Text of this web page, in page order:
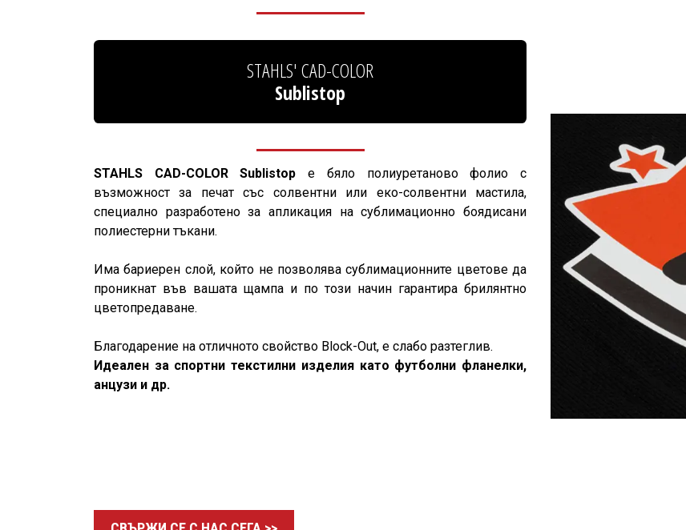
STAHLS' CAD-COLOR
Sublistop
STAHLS CAD-COLOR Sublistop е
бяло полиуретаново фолио с
възможност за печат със солвентни или еко-солвентни мастила,
специално разработено за апликация на сублимационно боядисани
полиестерни тъкани.
Има бариерен слой, който не позволява сублимационните цветове да
проникнат във вашата щампа и по този начин гарантира брилянтно
цветопредаване.
Благодарение на отличното свойство Block-Out, е слабо разтеглив.
Идеален за спортни текстилни изделия като футболни фланелки,
анцузи и др.